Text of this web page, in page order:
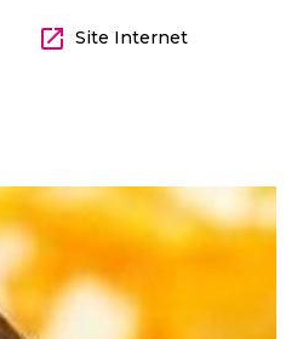
Site Internet